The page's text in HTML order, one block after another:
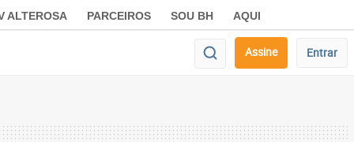
ALTEROSA PARCEIROS SOU BH AQUI
Assine Entrar